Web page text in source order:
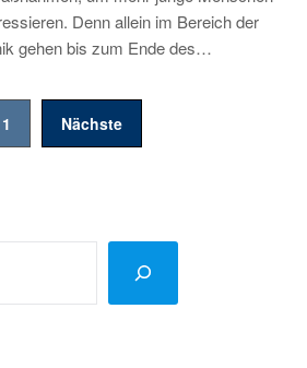
Denn allein im Bereich der
gehen bis zum Ende des…
1 Nächste